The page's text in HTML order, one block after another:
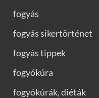
fogyás
fogyás sikertörténet
fogyás tippek
fogyókúra
fogyókúrák, diéták